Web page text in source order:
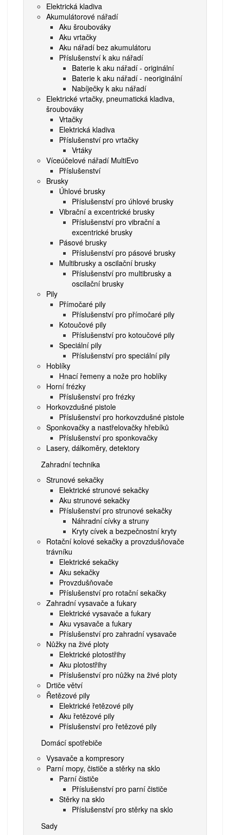
Elektrická kladiva
Akumulátorové nářadí
Aku šroubováky
Aku vrtačky
Aku nářadí bez akumulátoru
Příslušenství k aku nářadí
Baterie k aku nářadí - originální
Baterie k aku nářadí - neoriginální
Nabíječky k aku nářadí
Elektrické vrtačky, pneumatická kladiva,
šroubováky
Vrtačky
Elektrická kladiva
Příslušenství pro vrtačky
Vrtáky
Víceúčelové nářadí MultiEvo
Příslušenství
Brusky
Úhlové brusky
Příslušenství pro úhlové brusky
Vibrační a excentrické brusky
Příslušenství pro vibrační a
excentrické brusky
Pásové brusky
Příslušenství pro pásové brusky
Multibrusky a oscilační brusky
Příslušenství pro multibrusky a
oscilační brusky
Pily
Přímočaré pily
Příslušenství pro přímočaré pily
Kotoučové pily
Příslušenství pro kotoučové pily
Speciální pily
Příslušenství pro speciální pily
Hoblíky
Hnací řemeny a nože pro hoblíky
Horní frézky
Příslušenství pro frézky
Horkovzdušné pistole
Příslušenství pro horkovzdušné pistole
Sponkovačky a nastřelovačky hřebíků
Příslušenství pro sponkovačky
Lasery, dálkoměry, detektory
Zahradní technika
Strunové sekačky
Elektrické strunové sekačky
Aku strunové sekačky
Příslušenství pro strunové sekačky
Náhradní cívky a struny
Kryty cívek a bezpečnostní kryty
Rotační kolové sekačky a provzdušňovače
trávníku
Elektrické sekačky
Aku sekačky
Provzdušňovače
Příslušenství pro rotační sekačky
Zahradní vysavače a fukary
Elektrické vysavače a fukary
Aku vysavače a fukary
Příslušenství pro zahradní vysavače
Nůžky na živé ploty
Elektrické plotostřihy
Aku plotostřihy
Příslušenství pro nůžky na živé ploty
Drtiče větví
Řetězové pily
Elektrické řetězové pily
Aku řetězové pily
Příslušenství pro řetězové pily
Domácí spotřebiče
Vysavače a kompresory
Parní mopy, čističe a stěrky na sklo
Parní čističe
Příslušenství pro parní čističe
Stěrky na sklo
Příslušenství pro stěrky na sklo
Sady